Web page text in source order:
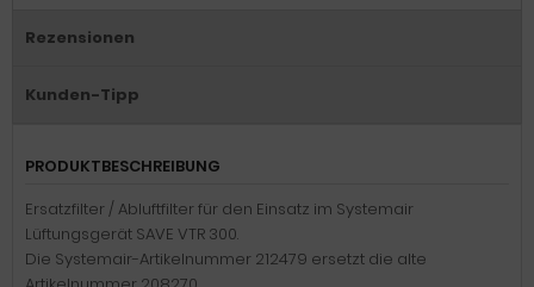
Rezensionen
Kunden-Tipp
PRODUKTBESCHREIBUNG
Ersatzfilter / Abluftfilter für den Einsatz im Systemair
Lüftungsgerät SAVE VTR 300.
Die Systemair-Artikelnummer 212479 ersetzt die alte